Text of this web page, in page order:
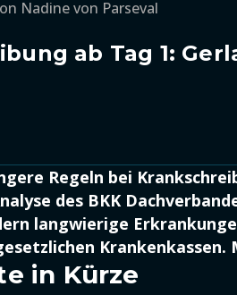
Nadine von Parseval
ab Tag 1:
Regeln bei
des BKK
langwierige
Krankenkassen.
in Kürze